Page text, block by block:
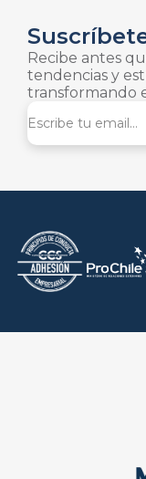
Recibe antes
tendencias y
transformando